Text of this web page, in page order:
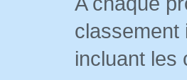
classement
incluant les